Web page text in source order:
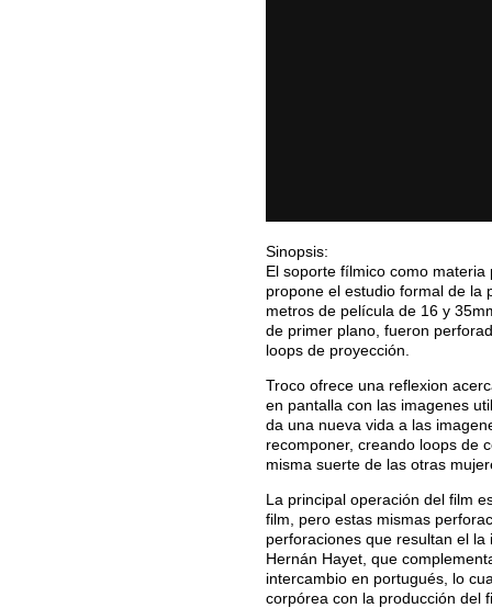
Sinopsis:
El soporte fílmico como
propone el estudio formal de la
metros de película de 16 y
de primer plano, fueron
loops de proyección.
Troco ofrece una reflexion
en pantalla con las imagenes
da una nueva vida a las
recomponer, creando loops de
misma suerte de las otras
La principal operación del film
film, pero estas mismas
perforaciones que resultan el
Hernán Hayet, que
intercambio en portugués, lo
corpórea con la producción del